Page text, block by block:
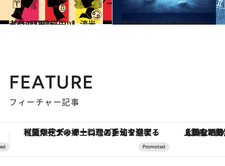
2026.7.29
【月2回更新 占い】流光七奈の12星座占い
占い 2020.11.16
心理占星術研究家・岡本翔子による心理占星術入門
ライフスタイル
FEATURE
フィーチャー記事
【銀座で出合う最旬美容】美髪ケアや上質な眠り…セルフケアのアップデートから、特別な名入れギフトまで。大人のための「ReFa GINZA」クルーズ ヴァシュロン・コンスタンタ